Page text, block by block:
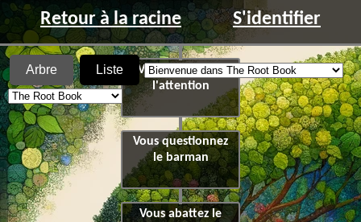
Retour à la racine S'identifier
Arbre Liste
Vous détournez
l'attention
Vous questionnez
le barman
Vous abattez le